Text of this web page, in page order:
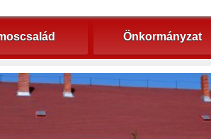
Önkormányzat